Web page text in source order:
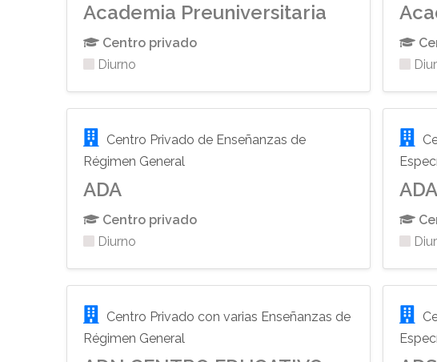
Academia Preuniversitaria
Centro privado
Diurno
Centro Privado de Enseñanzas de
Régimen General
ADA
Centro privado
Diurno
Centro Privado con varias Enseñanzas de
Régimen General